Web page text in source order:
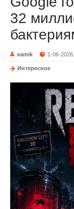
32
xamik 1-06-
Интересное